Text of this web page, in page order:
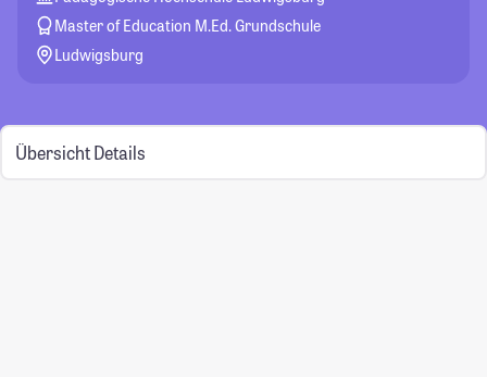
Master of Education M.Ed. Grundschule
Ludwigsburg
Übersicht Details